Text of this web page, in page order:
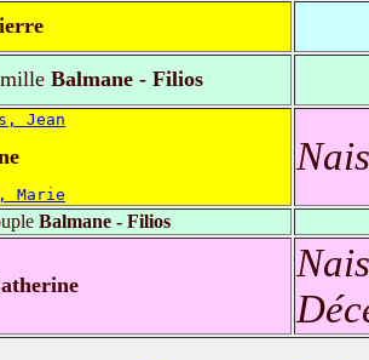
Balmane - Filios
Jean
Marie
Balmane - Filios